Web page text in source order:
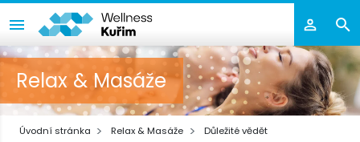
Relax & Masáže
Úvodní stránka Relax & Masáže Důležité vědět